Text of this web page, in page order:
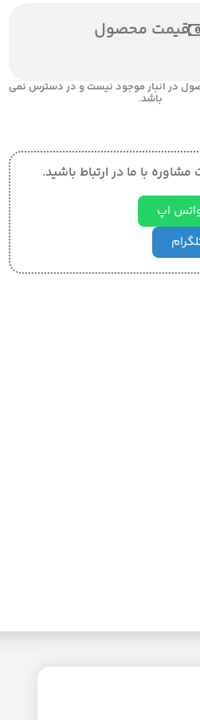
قیمت محصول
در انبار موجود نیست و در دسترس نمی
باشد.
مشاوره با ما در ارتباط باشید.
واتس اپ